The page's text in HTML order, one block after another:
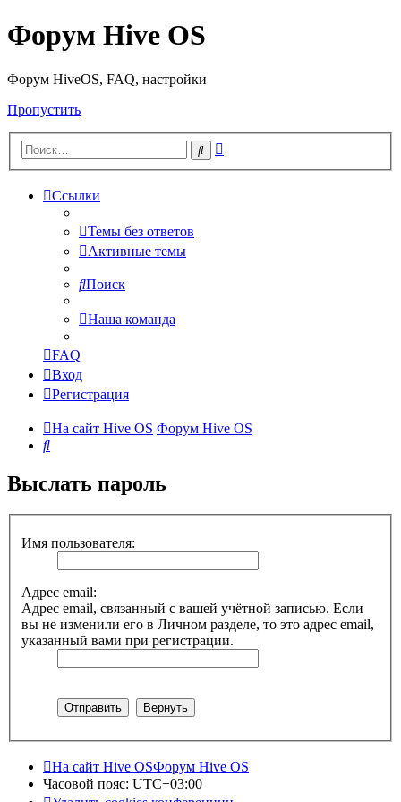
Форум Hive OS
Форум HiveOS, FAQ, настройки
Пропустить
Поиск
Ссылки
Темы без ответов
Активные темы
Поиск
Наша команда
FAQ
Вход
Регистрация
На сайт Hive OS Форум Hive OS
Поиск
Выслать пароль
Имя пользователя:
Адрес email:
Адрес email, связанный с вашей учётной записью. Если
вы не изменили его в Личном разделе, то это адрес email,
указанный вами при регистрации.
На сайт Hive OSФорум Hive OS
Часовой пояс: UTC+03:00